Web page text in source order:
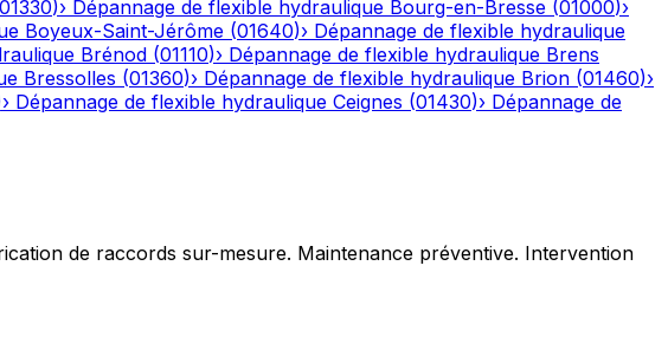
01330)› Dépannage de flexible hydraulique Bourg-en-Bresse (01000)›
Boyeux-Saint-Jérôme (01640)› Dépannage de flexible hydraulique
Brénod (01110)› Dépannage de flexible hydraulique Brens
Bressolles (01360)› Dépannage de flexible hydraulique Brion (01460)›
› Dépannage de flexible hydraulique Ceignes (01430)› Dépannage de
de raccords sur-mesure. Maintenance préventive. Intervention